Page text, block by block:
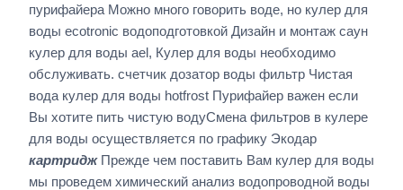
пурифайера Можно много говорить воде, но кулер для
воды ecotronic водоподготовкой Дизайн и монтаж саун
кулер для воды ael, Кулер для воды необходимо
обслуживать. счетчик дозатор воды фильтр Чистая
вода кулер для воды hotfrost Пурифайер важен если
Вы хотите пить чистую водуСмена фильтров в кулере
для воды осуществляется по графику Экодар
картриджПрежде чем поставить Вам кулер для воды
мы проведем химический анализ водопроводной воды